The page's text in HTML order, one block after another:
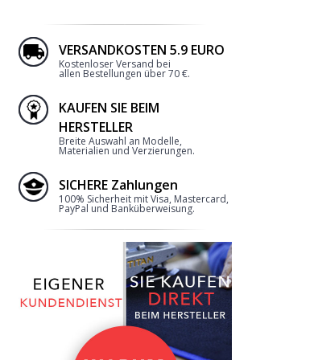
RANDEINFASSUNG
VERSANDKOSTEN 5.9 EURO
Kostenloser Versand bei
allen Bestellungen über 70 €.
KAUFEN SIE BEIM
HERSTELLER
Breite Auswahl an Modelle,
Materialien und Verzierungen.
SICHERE Zahlungen
100% Sicherheit mit Visa, Mastercard,
PayPal und Banküberweisung.